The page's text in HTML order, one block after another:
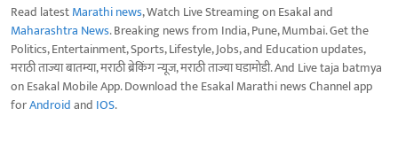
Read latestMarathi news, Watch Live Streaming on Esakal and
Maharashtra News. Breaking news from India, Pune, Mumbai. Get the
Politics, Entertainment, Sports, Lifestyle, Jobs, and Education updates,
मराठी ताज्या बातम्या, मराठी ब्रेकिंग न्यूज, मराठी ताज्या घडामोडी. And Live taja batmya
on Esakal Mobile App. Download the Esakal Marathi news Channel app
forAndroidand IOS.